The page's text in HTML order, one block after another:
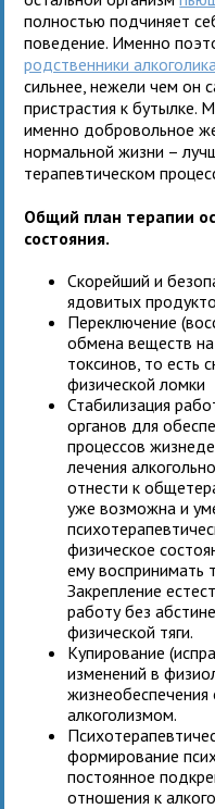
полностью подчиняет
поведение. Именно
родственники алкоголика
сильнее, нежели чем он
пристрастия к бутылке.
именно добровольное
нормальной жизни –
терапевтическом
Общий план терапии
состояния.
Скорейший и
ядовитых
Переключение
обмена веществ
токсинов, то есть
физической ломки
Стабилизация
органов для
процессов
лечения
отнести к
уже возможна и
физическое
ему воспринимать
Закрепление
работу без
физической тяги.
Купирование
изменений в
жизнеобеспечения
алкоголизмом.
формирование
постоянное
отношения к